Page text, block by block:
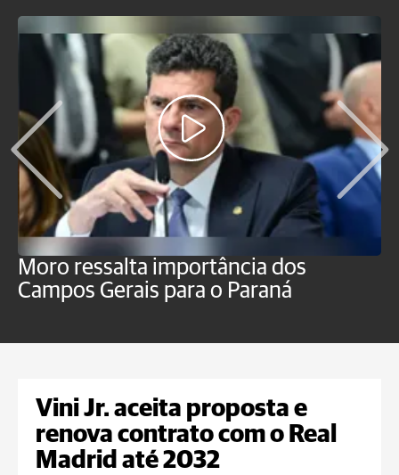
Moro ressalta importância dos
Campos Gerais para o Paraná
Vini Jr. aceita proposta e
renova contrato com o Real
Madrid até 2032